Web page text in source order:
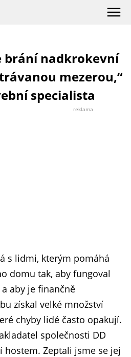
brání nadkrokevní
mezerou,“
specialista
reklama
s lidmi, kterým pomáhá
domu tak, aby fungoval
aby je finančně
získal velké množství
chyby lidé často opakují.
společnosti DD
hostem. Zeptali jsme se jej